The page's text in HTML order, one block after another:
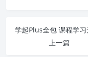
上一篇